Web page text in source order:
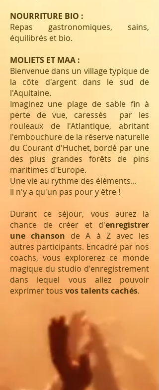
NOURRITURE BIO :
Repas gastronomiques, sains,
équilibrés et bio.
MOLIETS ET MAA :
Bienvenue dans un village typique de
la côte d'argent dans le sud de
l'Aquitaine.
Imaginez une plage de sable fin à
perte de vue, caressés par les
rouleaux de l'Atlantique, abritant
l'embouchure de la réserve naturelle
du Courant d'Huchet, bordé par une
des plus grandes forêts de pins
maritimes d'Europe.
Une vie au rythme des éléments...
Il n'y a qu'un pas pour y être !
Durant ce séjour, vous aurez la
chance de créer et d'enregistrer
une chanson de A à Z avec les
autres participants. Encadré par nos
coachs, vous explorerez ce monde
magique du studio d'enregistrement
dans lequel vous allez pouvoir
exprimer tous vos talents cachés.